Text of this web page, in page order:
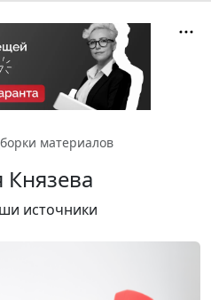
материалов
источники